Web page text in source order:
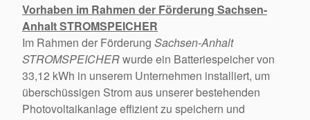
Vorhaben im Rahmen der Förderung Sachsen-
Anhalt STROMSPEICHER
Im Rahmen der Förderung Sachsen-Anhalt
STROMSPEICHERwurde ein Batteriespeicher von
33,12 kWh in unserem Unternehmen installiert, um
überschüssigen Strom aus unserer bestehenden
Photovoltaikanlage effizient zu speichern und